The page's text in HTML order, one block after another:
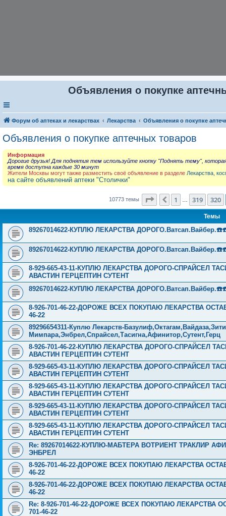
Объявления о покупке
Форум об аптеках и лекарствах Лекарства Объявления о покупке
Объявления о покупке аптечных товаров
Информация
Дорогие друзья! Для поднятия тем используйте кнопку "Поднять тему",
время доступна каждые 30 минут
Жители Москвы могут также разместить своё объявление в разделе Лекарства,
на сайте объявлений аптеки "Столички"
10773 темы Страница 321из 431
Пред.
1 319 320
Темы
89267014622-КУПЛЮ ЛЕКАРСТВА
89267014622-КУПЛЮ ЛЕКАРСТВА
8-929-665-43-11-КУПЛЮ ЛЕКАРСТВА ДОРОГО-СПРАЙСЕЛ
АВАСТИН ГЕРЦЕПТИН СУТЕНТ
89267014622-КУПЛЮ ЛЕКАРСТВА
8-926-701-46-22-ДОРОЖЕ ВСЕХ ПОКУПАЮ ЛЕКАРСТВА
46-22
89296654311-Куплю Лекарств-
Мимпара,Энбрел,Спрайсел,Тасигна,Афинитор,Сутент,Герц
8-926-701-46-22-КУПЛЮ ЛЕКАРСТВА ДОРОГО-СПРАЙСЕЛ
АВАСТИН ГЕРЦЕПТИН СУТЕНТ
8-929-665-43-11-КУПЛЮ ЛЕКАРСТВА ДОРОГО-СПРАЙСЕЛ
АВАСТИН ГЕРЦЕПТИН СУТЕНТ
8-929-665-43-11-КУПЛЮ ЛЕКАРСТВА ДОРОГО-СПРАЙСЕЛ
АВАСТИН ГЕРЦЕПТИН СУТЕНТ
8-929-665-43-11-КУПЛЮ ЛЕКАРСТВА ДОРОГО-СПРАЙСЕЛ
АВАСТИН ГЕРЦЕПТИН СУТЕНТ
8-929-665-43-11-КУПЛЮ ЛЕКАРСТВА ДОРОГО-СПРАЙСЕЛ
АВАСТИН ГЕРЦЕПТИН СУТЕНТ
Re: 89267014622-КУПЛЮ-МАБТЕРА ВОТРИЕНТ ТРАКЛИР
ЭНБРЕЛ
8-926-701-46-22-ДОРОЖЕ ВСЕХ ПОКУПАЮ ЛЕКАРСТВА
46-22
8-926-701-46-22-ДОРОЖЕ ВСЕХ ПОКУПАЮ ЛЕКАРСТВА
46-22
Re: 8-926-701-46-22-ДОРОЖЕ ВСЕХ ПОКУПАЮ
701-46-22